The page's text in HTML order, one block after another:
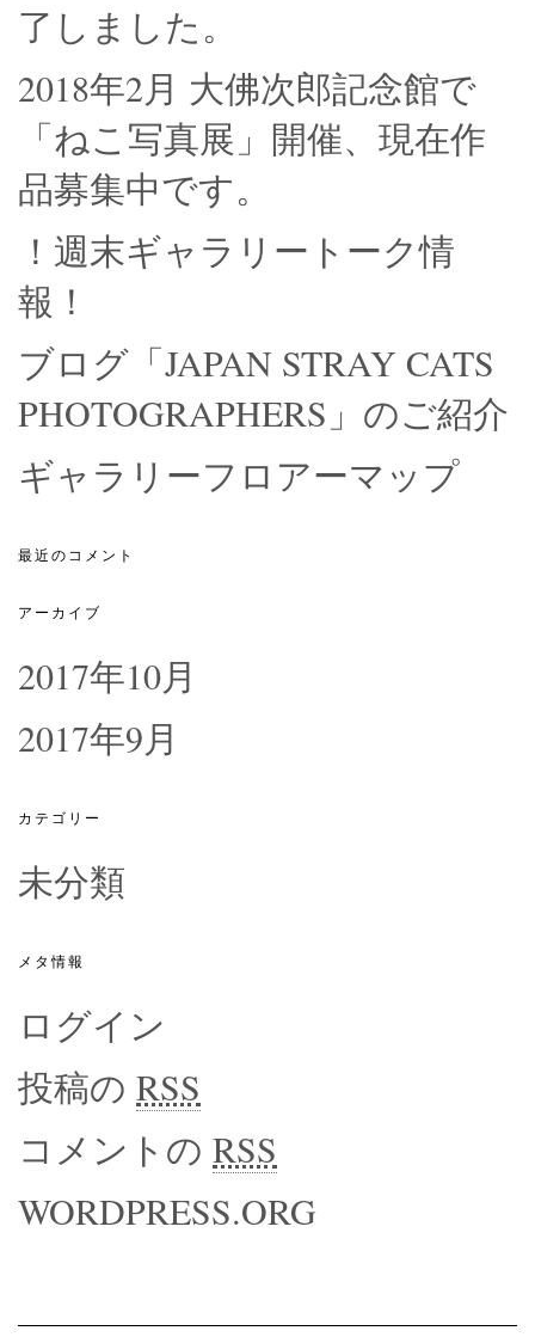
了しました。
2018年2月 大佛次郎記念館で
「ねこ写真展」開催、現在作
品募集中です。
！週末ギャラリートーク情
報！
ブログ「JAPAN STRAY CATS
PHOTOGRAPHERS」のご紹介
ギャラリーフロアーマップ
最近のコメント
アーカイブ
2017年10月
2017年9月
カテゴリー
未分類
メタ情報
ログイン
投稿の RSS
コメントの RSS
WORDPRESS.ORG